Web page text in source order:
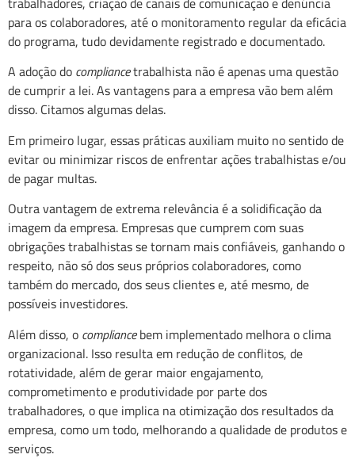
para os colaboradores, até o monitoramento regular da eficácia
do programa, tudo devidamente registrado e documentado.
A adoção do compliancetrabalhista não é apenas uma questão
de cumprir a lei. As vantagens para a empresa vão bem além
disso. Citamos algumas delas.
Em primeiro lugar, essas práticas auxiliam muito no sentido de
evitar ou minimizar riscos de enfrentar ações trabalhistas e/ou
de pagar multas.
Outra vantagem de extrema relevância é a solidificação da
imagem da empresa. Empresas que cumprem com suas
obrigações trabalhistas se tornam mais confiáveis, ganhando o
respeito, não só dos seus próprios colaboradores, como
também do mercado, dos seus clientes e, até mesmo, de
possíveis investidores.
Além disso, o compliancebem implementado melhora o clima
organizacional. Isso resulta em redução de conflitos, de
rotatividade, além de gerar maior engajamento,
comprometimento e produtividade por parte dos
trabalhadores, o que implica na otimização dos resultados da
empresa, como um todo, melhorando a qualidade de produtos e
serviços.